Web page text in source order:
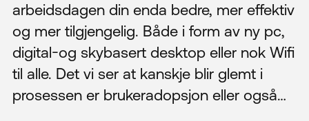
arbeidsdagen din enda bedre, mer effektiv
og mer tilgjengelig. Både i form av ny pc,
digital-og skybasert desktop eller nok Wifi
til alle. Det vi ser at kanskje blir glemt i
prosessen er brukeradopsjon eller også…